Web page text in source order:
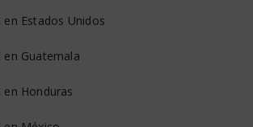
en Estados Unidos
en Guatemala
en Honduras